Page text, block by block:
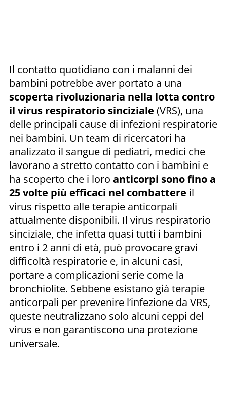
Il contatto quotidiano con i malanni dei
bambini potrebbe aver portato a una
scoperta rivoluzionaria nella lotta contro
il virus respiratorio sinciziale (VRS), una
delle principali cause di infezioni respiratorie
nei bambini. Un team di ricercatori ha
analizzato il sangue di pediatri, medici che
lavorano a stretto contatto con i bambini e
ha scoperto che i loro anticorpi sono fino a
25 volte più efficaci nel combattere il
virus rispetto alle terapie anticorpali
attualmente disponibili. Il virus respiratorio
sinciziale, che infetta quasi tutti i bambini
entro i 2 anni di età, può provocare gravi
difficoltà respiratorie e, in alcuni casi,
portare a complicazioni serie come la
bronchiolite. Sebbene esistano già terapie
anticorpali per prevenire l’infezione da VRS,
queste neutralizzano solo alcuni ceppi del
virus e non garantiscono una protezione
universale.